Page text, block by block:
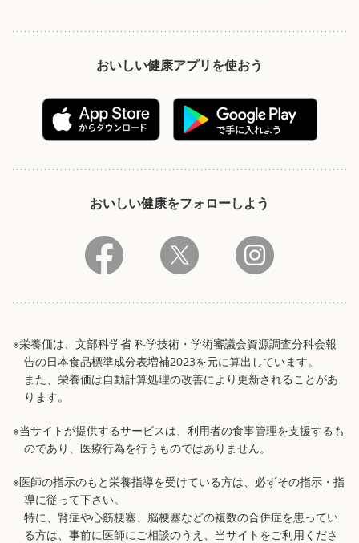
おいしい健康アプリを使おう
おいしい健康をフォローしよう
※栄養価は、文部科学省 科学技術・学術審議会資源調査分科会報
告の日本食品標準成分表増補2023を元に算出しています。
また、栄養価は自動計算処理の改善により更新されることがあ
ります。
※当サイトが提供するサービスは、利用者の食事管理を支援するも
のであり、医療行為を行うものではありません。
※医師の指示のもと栄養指導を受けている方は、必ずその指示・指
導に従って下さい。
特に、腎症や心筋梗塞、脳梗塞などの複数の合併症を患ってい
る方は、事前に医師にご相談のうえ、当サイトをご利用くださ